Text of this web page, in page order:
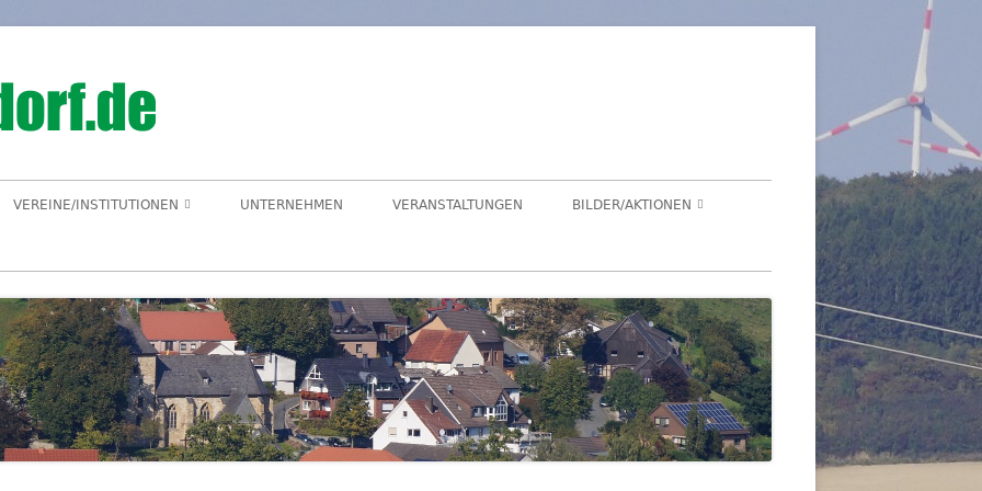
ALME- UND AFTETAL
AUEN-RADWEG
VEREINE/INSTITUTIONEN
CDU-ORTSUNION
FREIWILLIGE FEUERWEHR
HEIMATVEREIN
KINDERGARTEN
UNTERNEHMEN VERANSTALTUNGEN BILDER/AKTIONEN
HEGENSDORFER FOTOWETTBEWERB
FENSTERZAUBER IM ADVENT 2020
VIRTUELLER SCHNADGANG 2020
SCHNADGANG 2016